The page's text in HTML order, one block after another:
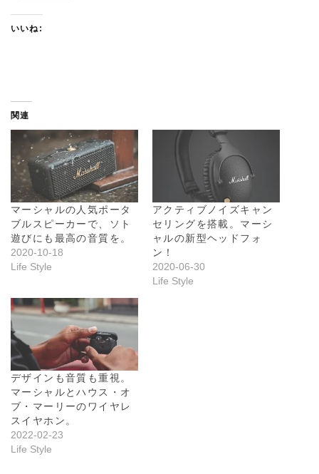
いいね:
関連
マーシャルの人気ポータ
ブルスピーカーで、ソト
遊びにも最高の音質を。
2020-10-18
Life Style
アクティブノイズキャン
セリングを搭載。マーシ
ャルの新型ヘッドフォ
ン！
2020-06-30
Life Style
デザインも音質も重視。
マーシャルとハウス・オ
ブ・マーリーのワイヤレ
スイヤホン。
2022-02-23
Life Style